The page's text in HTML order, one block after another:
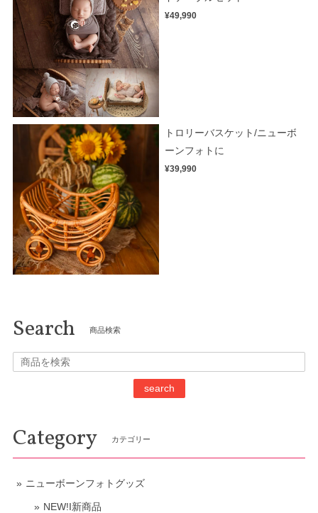
¥49,990
トロリーバスケット/ニューボ
ーンフォトに
¥39,990
Search 商品検索
search
Category カテゴリー
ニューボーンフォトグッズ
NEW!I新商品